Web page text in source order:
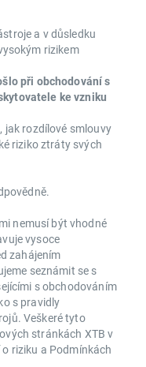
a v důsledku
rizikem
při obchodování s
ke vzniku
jak rozdílové smlouvy
riziko ztráty svých
nemusí být vhodné
vysoce
zahájením
seznámit se s
s obchodováním
s pravidly
Veškeré tyto
stránkách XTB v
riziku a Podmínkách